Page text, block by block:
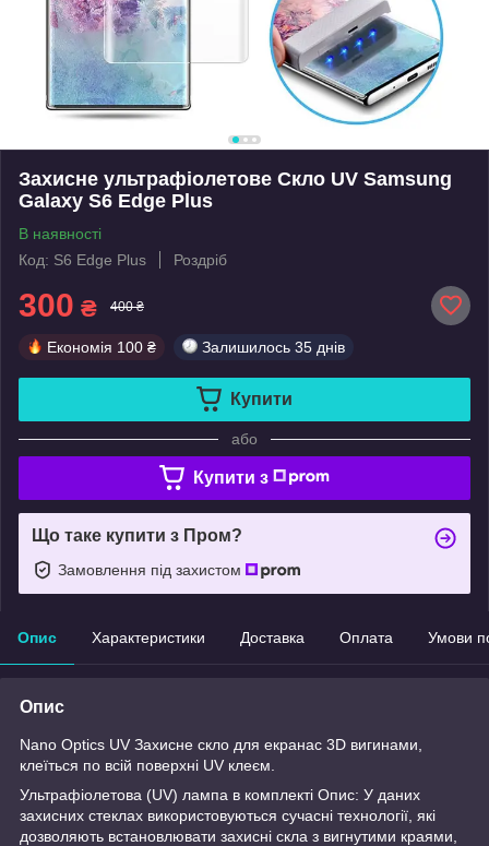
Захисне ультрафіолетове Скло UV Samsung
Galaxy S6 Edge Plus
В наявності
Код: S6 Edge Plus
Роздріб
300 ₴ 400 ₴
Економія 100 ₴ Залишилось 35 днів
Купити
або
Купити з
Що таке купити з Пром?
Замовлення під захистом
Опис Характеристики Доставка Оплата Умови
Опис
Nano Optics UV Захисне скло для екранас 3D вигинами,
клеїться по всій поверхні UV клеєм.
Ультрафіолетова (UV) лампа в комплекті Опис: У даних
захисних стеклах використовуються сучасні технології, які
дозволяють встановлювати захисні скла з вигнутими краями,